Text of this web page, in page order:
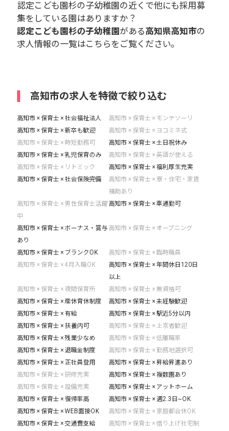
認定こども園杉の子幼稚園の近くで他にも採用募
集をしている園はありますか？
認定こども園杉の子幼稚園がある高知県高知市の
求人情報の一覧はこちらをご覧ください。
高知市の求人を特徴で絞り込む
高知市 × 保育士 × 社会福祉法人
高知市 × 保育士 × モンテソーリ
高知市 × 保育士 × 新卒も歓迎
高知市 × 保育士 × ヨコミネ式
高知市 × 保育士 × 時短勤務可
高知市 × 保育士 × 土日祝休み
高知市 × 保育士 × 乳児保育のみ
高知市 × 保育士 × 英語が使える
高知市 × 保育士 × リトミック
高知市 × 保育士 × 福利厚生充実
高知市 × 保育士 × 社会保険完備
高知市 × 保育士 × 寮・住宅・家賃
補助あり
高知市 × 保育士 × 男性保育士活躍
中
高知市 × 保育士 × 車通勤可
高知市 × 保育士 × ボーナス・賞与
あり
高知市 × 保育士 × オープニング
高知市 × 保育士 × ブランクOK
高知市 × 保育士 × 臨時職員
高知市 × 保育士 × 4月入職OK
高知市 × 保育士 × 年間休日120日
以上
高知市 × 保育士 × 夜間保育所
高知市 × 保育士 × 無資格可
高知市 × 保育士 × 産休育休制度
高知市 × 保育士 × 未経験歓迎
高知市 × 保育士 × 有給
高知市 × 保育士 × 駅近5分以内
高知市 × 保育士 × 扶養内可
高知市 × 保育士 × 上京者歓迎
高知市 × 保育士 × 残業少なめ
高知市 × 保育士 × 低離職率
高知市 × 保育士 × 退職金制度
高知市 × 保育士 × 勤務地選択可
高知市 × 保育士 × 正社員登用
高知市 × 保育士 × 昇給昇進あり
高知市 × 保育士 × 研修充実
高知市 × 保育士 × 複数園あり
高知市 × 保育士 × 設備充実
高知市 × 保育士 × アットホーム
高知市 × 保育士 × 復帰率高
高知市 × 保育士 × 週2.3日~OK
高知市 × 保育士 × WEB面接OK
高知市 × 保育士 × 家庭都合休OK
高知市 × 保育士 × 交通費支給
高知市 × 保育士 × 借り上げ社宅制